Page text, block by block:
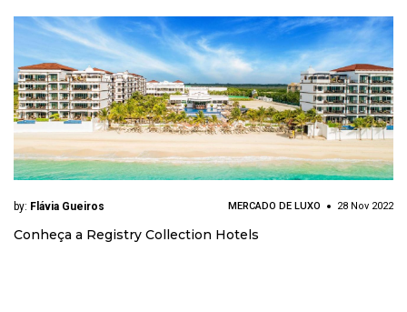
by: Flávia Gueiros MERCADO DE LUXO 28 Nov 2022
Conheça a Registry Collection Hotels